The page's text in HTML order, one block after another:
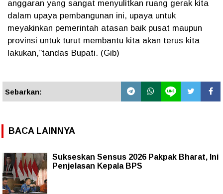
anggaran yang sangat menyulitkan ruang gerak kita
dalam upaya pembangunan ini, upaya untuk
meyakinkan pemerintah atasan baik pusat maupun
provinsi untuk turut membantu kita akan terus kita
lakukan,”tandas Bupati. (Gib)
Sebarkan:
BACA LAINNYA
Sukseskan Sensus 2026 Pakpak Bharat, Ini
Penjelasan Kepala BPS